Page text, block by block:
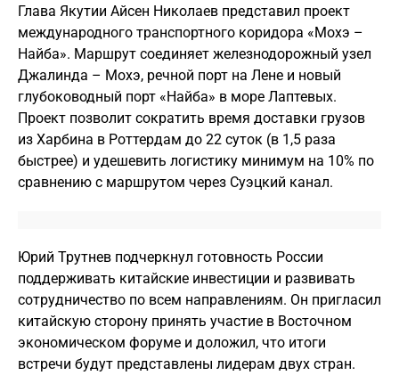
Глава Якутии Айсен Николаев представил проект
международного транспортного коридора «Мохэ –
Найба». Маршрут соединяет железнодорожный узел
Джалинда – Мохэ, речной порт на Лене и новый
глубоководный порт «Найба» в море Лаптевых.
Проект позволит сократить время доставки грузов
из Харбина в Роттердам до 22 суток (в 1,5 раза
быстрее) и удешевить логистику минимум на 10% по
сравнению с маршрутом через Суэцкий канал.
Юрий Трутнев подчеркнул готовность России
поддерживать китайские инвестиции и развивать
сотрудничество по всем направлениям. Он пригласил
китайскую сторону принять участие в Восточном
экономическом форуме и доложил, что итоги
встречи будут представлены лидерам двух стран.